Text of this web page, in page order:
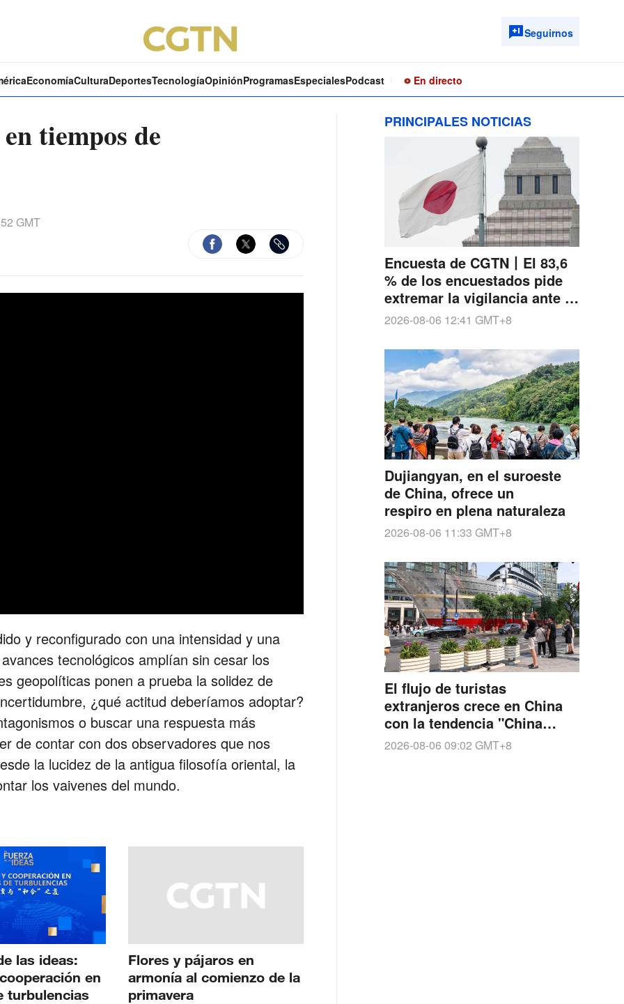
Seguirnos
EconomíaCulturaDeportesTecnologíaOpiniónProgramasEspecialesPodcast En directo
tiempos de
GMT
y reconfigurado con una intensidad y una
tecnológicos amplían sin cesar los
geopolíticas ponen a prueba la solidez de
¿qué actitud deberíamos adoptar?
o buscar una respuesta más
de contar con dos observadores que nos
la lucidez de la antigua filosofía oriental, la
los vaivenes del mundo.
las ideas:
en
turbulencias
Flores y pájaros en
armonía al comienzo de la
primavera
PRINCIPALES NOTICIAS
Encuesta de CGTN丨El 83,6
% de los encuestados pide
extremar la vigilancia ante la
acelerada expansión militar
militarismo
2026-08-06 12:41 GMT+8
Dujiangyan, en el suroeste
de China, ofrece un
respiro en plena naturaleza
2026-08-06 11:33 GMT+8
El flujo de turistas
extranjeros crece en China
con la tendencia "China
Cool"
2026-08-06 09:02 GMT+8